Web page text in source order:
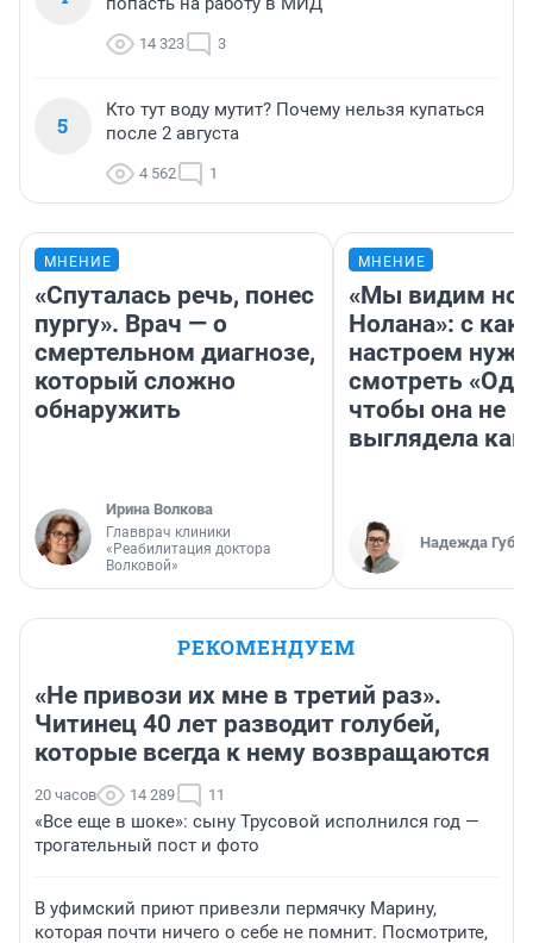
14 323 3
5
Кто тут воду мутит? Почему нельзя купаться
после 2 августа
4 562 1
МНЕНИЕ
«Спуталась речь, понес
пургу». Врач — о
смертельном диагнозе,
который сложно
обнаружить
Ирина Волкова
Главврач клиники
«Реабилитация доктора
Волковой»
МНЕНИЕ
«Мы видим
Нолана»: с
настроем
смотреть
чтобы она не
выглядела как
Надежда
РЕКОМЕНДУЕМ
«Не привози их мне в третий раз».
Читинец 40 лет разводит голубей,
которые всегда к нему возвращаются
20 часов 14 289 11
«Все еще в шоке»: сыну Трусовой исполнился год —
трогательный пост и фото
В уфимский приют привезли пермячку Марину,
которая почти ничего о себе не помнит. Посмотрите,